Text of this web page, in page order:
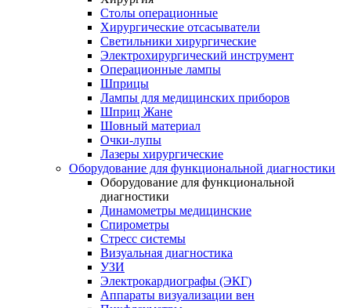
Столы операционные
Хирургические отсасыватели
Светильники хирургические
Электрохирургический инструмент
Операционные лампы
Шприцы
Лампы для медицинских приборов
Шприц Жане
Шовный материал
Очки-лупы
Лазеры хирургические
Оборудование для функциональной диагностики
Оборудование для функциональной
диагностики
Динамометры медицинские
Спирометры
Стресс системы
Визуальная диагностика
УЗИ
Электрокардиографы (ЭКГ)
Аппараты визуализации вен